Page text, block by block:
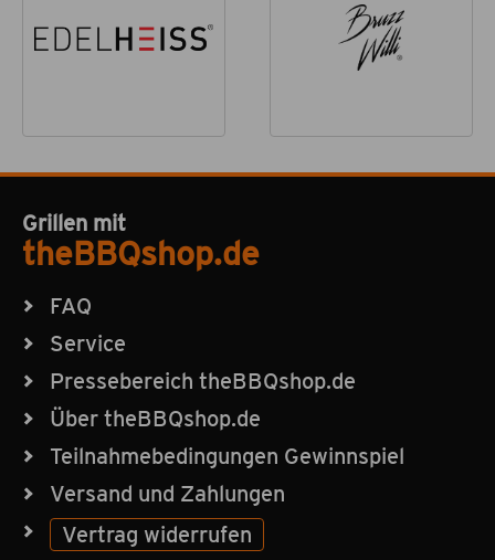
Grillen mit
theBBQshop.de
FAQ
Service
Pressebereich theBBQshop.de
Über theBBQshop.de
Teilnahmebedingungen Gewinnspiel
Versand und Zahlungen
Vertrag widerrufen